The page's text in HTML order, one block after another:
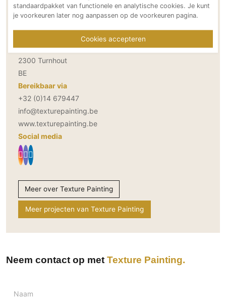
Domotica
Mirror TV
Wifi
Overig
Aannemers Interieur
Akoestiek
Binnenzwembaden
Wellness
Wijnkelder en wijnkasten
Contactgegevens Texture Painting
Muizenvenstraat 6
2300 Turnhout
BE
Bereikbaar via
+32 (0)14 679447
info@texturepainting.be
www.texturepainting.be
Social media
Meer over Texture Painting
Meer projecten van Texture Painting
Neem contact op met Texture Painting
Naam
standaardpakket van functionele en analytische cookies. Je kunt
je voorkeuren later nog aanpassen op de voorkeuren pagina.
Cookies accepteren